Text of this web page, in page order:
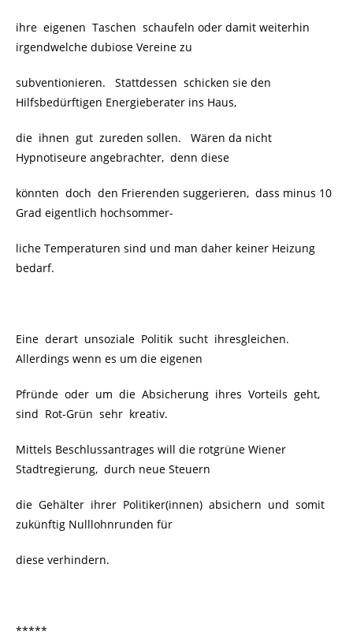
ihre eigenen Taschen schaufeln oder damit weiterhin
irgendwelche dubiose Vereine zu
subventionieren. Stattdessen schicken sie den
Hilfsbedürftigen Energieberater ins Haus,
die ihnen gut zureden sollen. Wären da nicht
Hypnotiseure angebrachter, denn diese
könnten doch den Frierenden suggerieren, dass minus 10
Grad eigentlich hochsommer-
liche Temperaturen sind und man daher keiner Heizung
bedarf.
Eine derart unsoziale Politik sucht ihresgleichen.
Allerdings wenn es um die eigenen
Pfründe oder um die Absicherung ihres Vorteils geht,
sind Rot-Grün sehr kreativ.
Mittels Beschlussantrages will die rotgrüne Wiener
Stadtregierung, durch neue Steuern
die Gehälter ihrer Politiker(innen) absichern und somit
zukünftig Nulllohnrunden für
diese verhindern.
*****